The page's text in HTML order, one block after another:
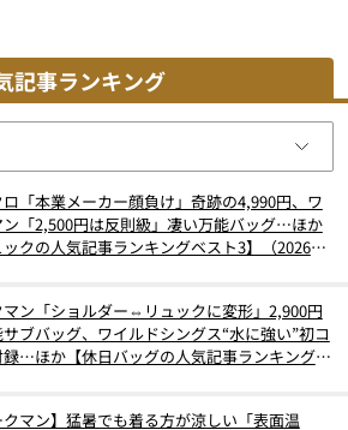
記事ランキング
「本業メーカー顔負け」奇跡の4,990円、ワ
ン「2,500円は反則級」凄い万能バッグ…ほか
ックの人気記事ランキングベスト3】（2026年
マン「ショルダー⇔リュックに変形」2,900円
ブバッグ、ワイルドシングス“水に強い”初コ
録…ほか【休日バッグの人気記事ランキングベ
クマン】猛暑でも着る方が涼しい「表面温